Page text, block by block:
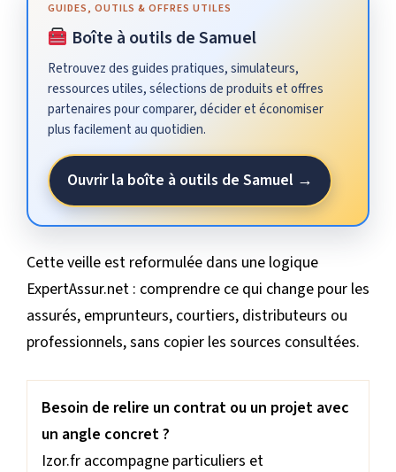
GUIDES, OUTILS & OFFRES UTILES
Boîte à outils de Samuel
Retrouvez des guides pratiques, simulateurs,
ressources utiles, sélections de produits et offres
partenaires pour comparer, décider et économiser
plus facilement au quotidien.
Ouvrir la boîte à outils de Samuel →
Cette veille est reformulée dans une logique
ExpertAssur.net : comprendre ce qui change pour les
assurés, emprunteurs, courtiers, distributeurs ou
professionnels, sans copier les sources consultées.
Besoin de relire un contrat ou un projet avec
un angle concret ?
Izor.fr accompagne particuliers et